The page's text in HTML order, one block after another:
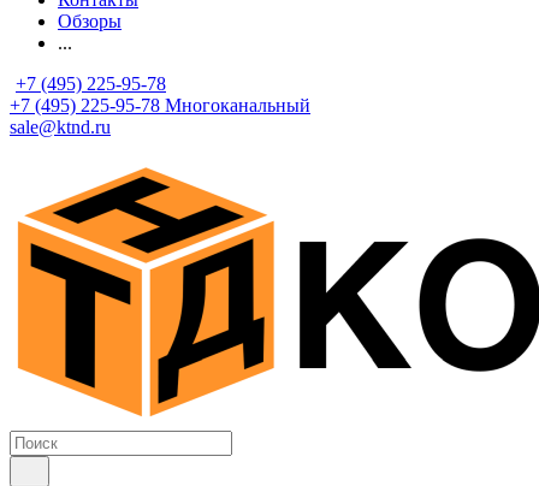
Обзоры
...
+7 (495) 225-95-78
+7 (495) 225-95-78 Многоканальный
sale@ktnd.ru